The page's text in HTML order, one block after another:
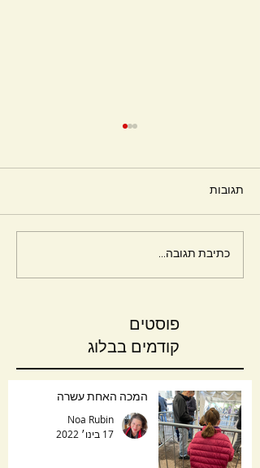
תגובות
כתיבת תגובה...
פוסטים
קודמים בבלוג
המכה האחת עשרה
Noa Rubin
17 בינו׳ 2022